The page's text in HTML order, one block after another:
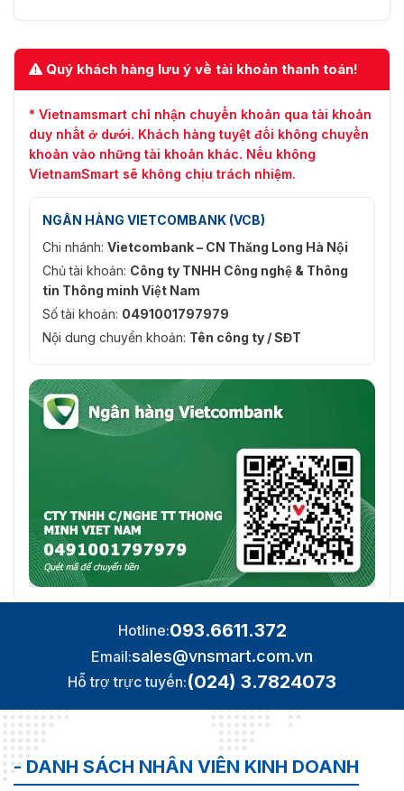
Quý khách hàng lưu ý về tài khoản thanh toán!
* Vietnamsmart chỉ nhận chuyển khoản qua tài khoản
duy nhất ở dưới. Khách hàng tuyệt đối không chuyển
khoản vào những tài khoản khác. Nếu không
VietnamSmart sẽ không chịu trách nhiệm.
NGÂN HÀNG VIETCOMBANK (VCB)
Chi nhánh: Vietcombank – CN Thăng Long Hà Nội
Chủ tài khoản: Công ty TNHH Công nghệ & Thông
tin Thông minh Việt Nam
Số tài khoản: 0491001797979
Nội dung chuyển khoản: Tên công ty / SĐT
Hotline:093.6611.372
Email:sales@vnsmart.com.vn
Hỗ trợ trực tuyến:(024) 3.7824073
- DANH SÁCH NHÂN VIÊN KINH DOANH